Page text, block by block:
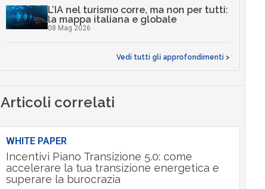
L’IA nel turismo corre, ma non per tutti:
la mappa italiana e globale
08 Mag 2026
Vedi tutti gli approfondimenti >
Articoli correlati
WHITE PAPER
Incentivi Piano Transizione 5.0: come
accelerare la tua transizione energetica e
superare la burocrazia